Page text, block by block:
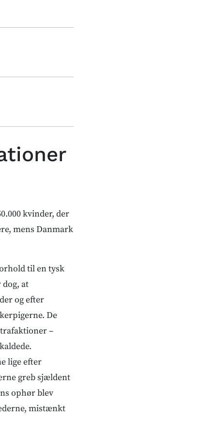
kvinder, der
mens Danmark
til en tysk
at
og efter
De
–
lige efter
greb sjældent
ophør blev
mistænkt